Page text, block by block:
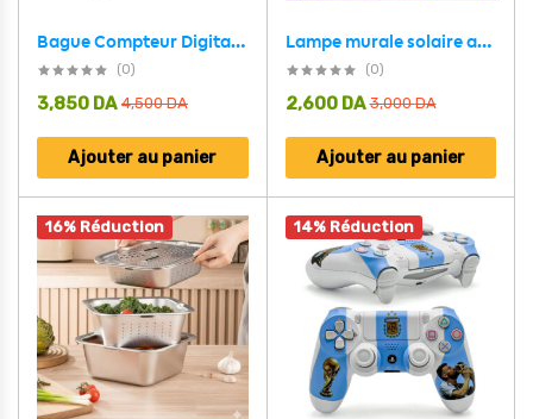
Bague Compteur Digital de Tasbih avec Affichage OLED Étanche – خاتم تسبيح إلكتروني
(0)
4,500DA
3,850 DA
Ajouter au panier
Lampe murale solaire avec détecteur de mouvement et guirlande lumineuse – مصباح خارجي بالطاقة الشمسية
(0)
3,000DA
2,600 DA
Ajouter au panier
16% Réduction 14% Réduction